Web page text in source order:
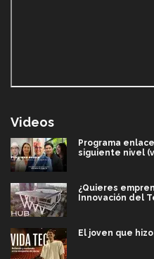
Videos
Programa
siguiente nivel
¿Quieres
Innovación del
El joven que